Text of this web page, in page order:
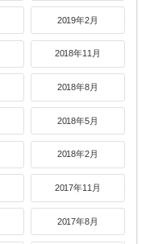
2019年2月
2018年11月
2018年8月
2018年5月
2018年2月
2017年11月
2017年8月